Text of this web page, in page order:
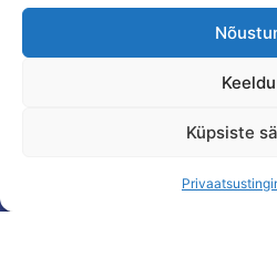
Keeldu
Küpsiste